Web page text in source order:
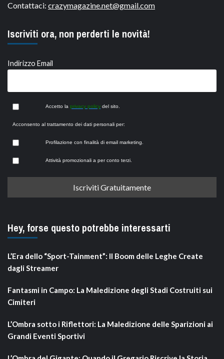
Contattaci: crazymagazine.net@gmail.com
Iscriviti ora, non perderti le novità!
Indirizzo Email
Accetto la privacy policy del sito.
Acconsento al trattamento dei dati personali per:
Profilazione con finalità di email marketing.
Attività promozionali a per conto terzi.
Hey, forse questo potrebbe interessarti
L’Era dello “Sport-Tainment”: Il Boom delle Leghe Create
dagli Streamer
Fantasmi in Campo: La Maledizione degli Stadi Costruiti sui
Cimiteri
L’Ombra sotto i Riflettori: La Maledizione delle Sparizioni ai
Grandi Eventi Sportivi